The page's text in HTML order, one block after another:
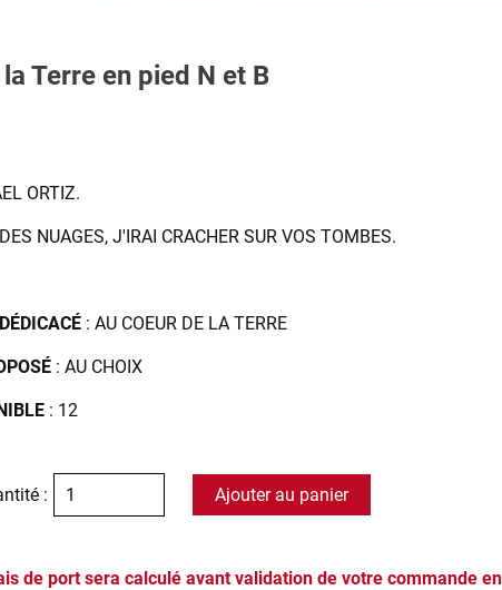
Terre en pied N et B
ORTIZ.
NUAGES, J'IRAI CRACHER SUR VOS TOMBES.
: AU COEUR DE LA TERRE
: AU CHOIX
: 12
: Ajouter au panier
de port sera calculé avant validation de votre commande